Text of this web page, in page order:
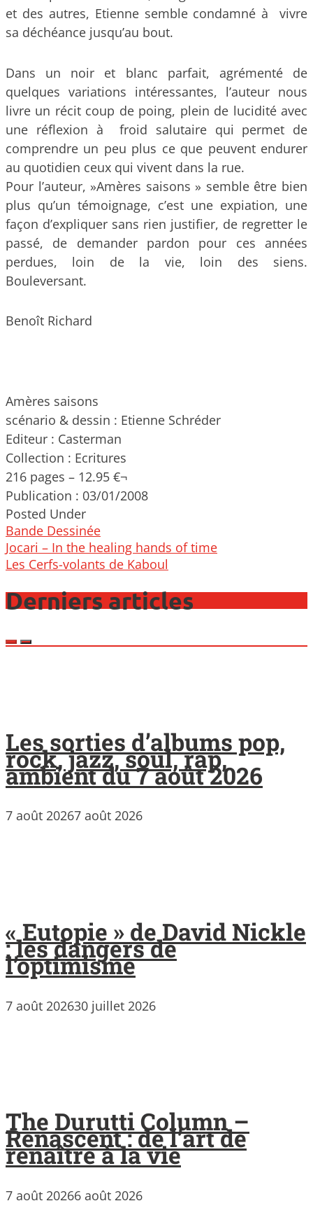
et des autres, Etienne semble condamné à vivre
sa déchéance jusqu’au bout.
Dans un noir et blanc parfait, agrémenté de
quelques variations intéressantes, l’auteur nous
livre un récit coup de poing, plein de lucidité avec
une réflexion à froid salutaire qui permet de
comprendre un peu plus ce que peuvent endurer
au quotidien ceux qui vivent dans la rue.
Pour l’auteur, »Amères saisons » semble être bien
plus qu’un témoignage, c’est une expiation, une
façon d’expliquer sans rien justifier, de regretter le
passé, de demander pardon pour ces années
perdues, loin de la vie, loin des siens.
Bouleversant.
Benoît Richard
Amères saisons
scénario & dessin : Etienne Schréder
Editeur : Casterman
Collection : Ecritures
216 pages – 12.95 €¬
Publication : 03/01/2008
Posted Under
Bande Dessinée
Post
navigation
Jocari – In the healing hands of time
Les Cerfs-volants de Kaboul
Derniers articles
Les sorties d’albums pop,
rock, jazz, soul, rap,
ambient du 7 août 2026
7 août 20267 août 2026
« Eutopie » de David Nickle
: les dangers de
l’optimisme
7 août 202630 juillet 2026
The Durutti Column –
Renascent : de l’art de
renaître à la vie
7 août 20266 août 2026